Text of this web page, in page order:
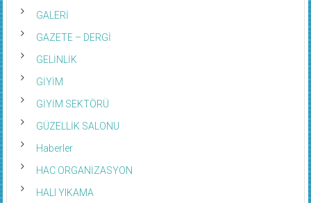
GALERİ
GAZETE – DERGİ
GELİNLİK
GİYİM
GİYİM SEKTÖRÜ
GÜZELLİK SALONU
Haberler
HAC ORGANİZASYON
HALI YIKAMA